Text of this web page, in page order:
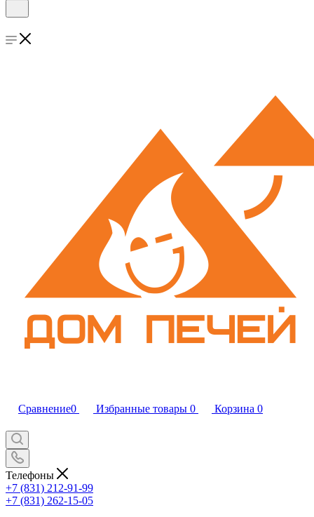
Сравнение0 Избранные товары 0 Корзина 0
Телефоны
+7 (831) 212-91-99
+7 (831) 262-15-05